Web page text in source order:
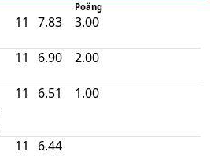
Poäng
11 7.83 3.00
11 6.90 2.00
11 6.51 1.00
11 6.44